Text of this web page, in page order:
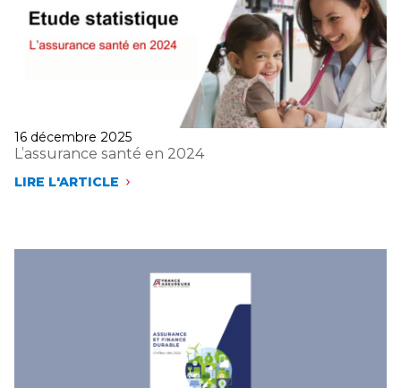
Publié
le
16 décembre 2025
L’assurance santé en 2024
LIRE L'ARTICLE
L’ASSURANCE